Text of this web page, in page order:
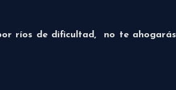
ríos de dificultad, no te